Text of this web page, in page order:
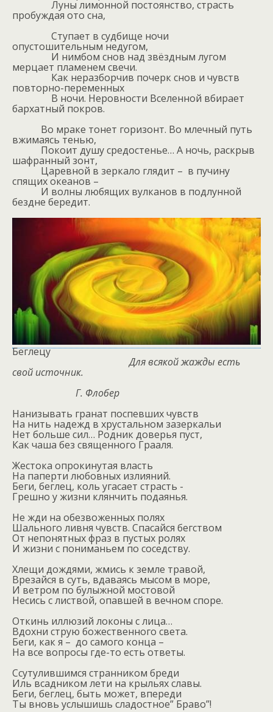
Луны лимонной постоянство, страсть
пробуждая ото сна,
Ступает в судбище ночи
опустошительным недугом,
И нимбом снов над звёздным лугом
мерцает пламенем свечи.
Как неразборчив почерк снов и чувств
повторно-переменных
В ночи. Неровности Вселенной вбирает
бархатный покров.
Во мраке тонет горизонт. Во млечный путь
вжимаясь тенью,
Покоит душу средостенье… А ночь, раскрыв
шафранный зонт,
Царевной в зеркало глядит – в пучину
спящих океанов –
И волны любящих вулканов в подлунной
бездне бередит.
Беглецу
Для всякой жажды есть
свой источник.
Г. Флобер
Нанизывать гранат поспевших чувств
На нить надежд в хрустальном зазеркальи
Нет больше сил… Родник доверья пуст,
Как чаша без священного Грааля.
Жестока опрокинутая власть
На паперти любовных излияний.
Беги, беглец, коль угасает страсть ­­-
Грешно у жизни клянчить подаянья.
Не жди на обезвоженных полях
Шального ливня чувств. Спасайся бегством
От непонятных фраз в пустых ролях
И жизни с пониманьем по соседству.
Хлещи дождями, жмись к земле травой,
Врезайся в суть, вдаваясь мысом в море,
И ветром по булыжной мостовой
Несись с листвой, опавшей в вечном споре.
Откинь иллюзий локоны с лица…
Вдохни струю божественного света.
Беги, как я – до самого конца –
На все вопросы где-то есть ответы.
Ссутулившимся странником бреди
Иль всадником лети на крыльях славы.
Беги, беглец, быть может, впереди
Ты вновь услышишь сладостное” Браво”!